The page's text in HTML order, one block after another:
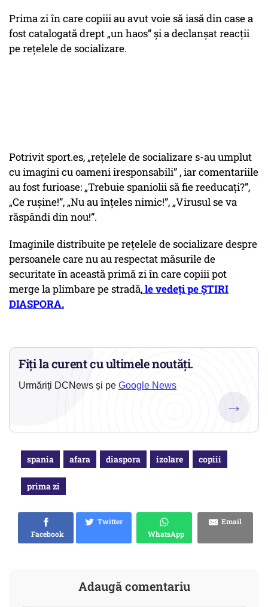
Prima zi în care copiii au avut voie să iasă din case a
fost catalogată drept „un haos” și a declanșat reacții
pe rețelele de socializare.
Potrivit sport.es, „rețelele de socializare s-au umplut
cu imagini cu oameni iresponsabili” , iar comentariile
au fost furioase: „Trebuie spaniolii să fie reeducați?”,
„Ce rușine!”, „Nu au înțeles nimic!”, „Virusul se va
răspândi din nou!”.
Imaginile distribuite pe rețelele de socializare despre
persoanele care nu au respectat măsurile de
securitate în această primă zi în care copiii pot
merge la plimbare pe stradă,le vedeți pe ȘTIRI
DIASPORA.
Fiți la curent cu ultimele noutăți.
Urmăriți DCNews și pe Google News
→
spania afara diaspora izolare copiii
prima zi
Facebook
Twitter
WhatsApp
Email
Adaugă comentariu